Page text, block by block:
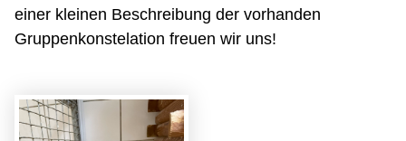
einer kleinen Beschreibung der vorhanden
Gruppenkonstelation freuen wir uns!